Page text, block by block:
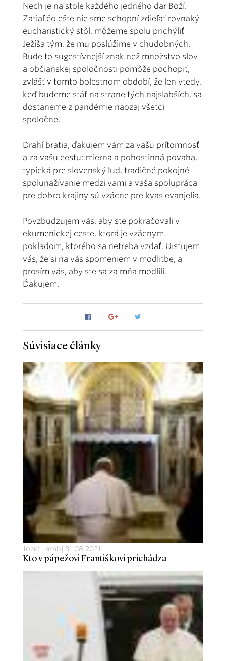
Nech je na stole každého jedného dar Boží.
Zatiaľ čo ešte nie sme schopní zdieľať rovnaký
eucharistický stôl, môžeme spolu prichýliť
Ježiša tým, že mu poslúžime v chudobných.
Bude to sugestívnejší znak než množstvo slov
a občianskej spoločnosti pomôže pochopiť,
zvlášť v tomto bolestnom období, že len vtedy,
keď budeme stáť na strane tých najslabších, sa
dostaneme z pandémie naozaj všetci
spoločne.
Drahí bratia, ďakujem vám za vašu prítomnosť
a za vašu cestu: mierna a pohostinná povaha,
typická pre slovenský ľud, tradičné pokojné
spolunažívanie medzi vami a vaša spolupráca
pre dobro krajiny sú vzácne pre kvas evanjelia.
Povzbudzujem vás, aby ste pokračovali v
ekumenickej ceste, ktorá je vzácnym
pokladom, ktorého sa netreba vzdať. Uisťujem
vás, že si na vás spomeniem v modlitbe, a
prosím vás, aby ste sa za mňa modlili.
Ďakujem.
Súvisiace články
Jozef Jarab 31.08.2021
Kto v pápežovi Františkovi prichádza